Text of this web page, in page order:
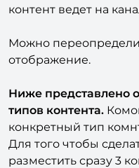
контент ведет на
Можно
отображение.
Ниже представлено
типов контента.
конкретный тип
Для того чтобы
разместить сразу 3